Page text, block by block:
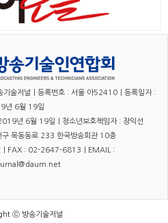
기술저널｜등록번호 : 서울 아52410｜등록일자 :
년 6월 19일
년 6월 19일｜청소년보호책임자 : 장익선
목동동로 233 한국방송회관 10층
FAX : 02-2647-6813｜EMAIL :
ⓒ 방송기술저널